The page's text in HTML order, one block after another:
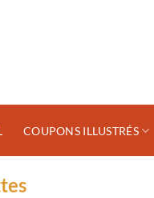
COUPONS ILLUSTRÉS